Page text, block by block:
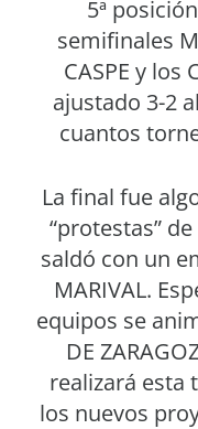
5ª
semifinales
CASPE y los
ajustado 3-2
cuantos
La final fue
“protestas”
saldó con un
MARIVAL.
equipos se
DE
realizará esta
los nuevos